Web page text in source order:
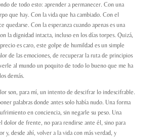
de todo esto: aprender a permanecer. Con una
que hay. Con la vida que ha cambiado. Con el
quedarse. Con la esperanza cuando apenas es una
la dignidad intacta, incluso en los días torpes. Quizá,
es caro, este golpe de humildad es un simple
de las emociones, de recuperar la ruta de principios
al mundo un poquito de todo lo bueno que me ha
demás.
son, para mí, un intento de descifrar lo indescifrable.
palabras donde antes solo había nudo. Una forma
en conciencia, sin negarle su peso. Una
dolor de frente, no para rendirse ante él, sino para
y, desde ahí, volver a la vida con más verdad, y